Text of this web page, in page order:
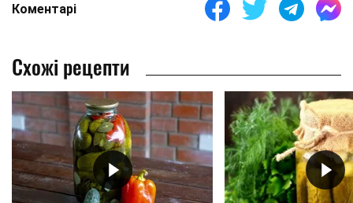
Коментарі
Схожі рецепти